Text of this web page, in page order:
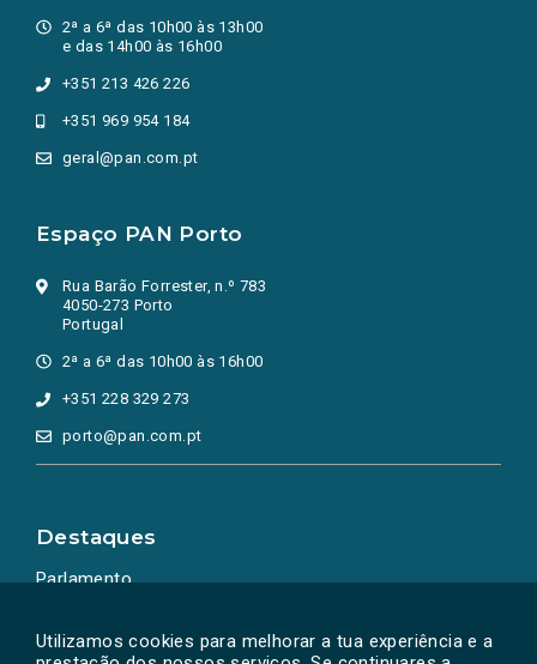
Utilizamos cookies para melhorar a tua experiência e a
2ª a 6ª das 10h00 às 13h00
e das 14h00 às 16h00
+351 213 426 226
+351 969 954 184
geral@pan.com.pt
Espaço PAN Porto
Rua Barão Forrester, n.º 783
4050-273 Porto
Portugal
2ª a 6ª das 10h00 às 16h00
+351 228 329 273
porto@pan.com.pt
Destaques
Parlamento